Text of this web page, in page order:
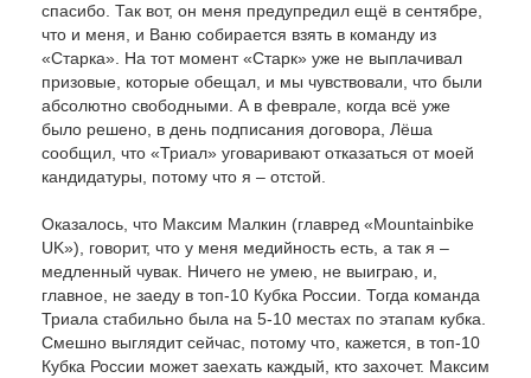
спасибо. Так вот, он меня предупредил ещё в сентябре,
что и меня, и Ваню собирается взять в команду из
«Старка». На тот момент «Старк» уже не выплачивал
призовые, которые обещал, и мы чувствовали, что были
абсолютно свободными. А в феврале, когда всё уже
было решено, в день подписания договора, Лёша
сообщил, что «Триал» уговаривают отказаться от моей
кандидатуры, потому что я – отстой.
Оказалось, что Максим Малкин (главред «Mountainbike
UK»), говорит, что у меня медийность есть, а так я –
медленный чувак. Ничего не умею, не выиграю, и,
главное, не заеду в топ-10 Кубка России. Тогда команда
Триала стабильно была на 5-10 местах по этапам кубка.
Смешно выглядит сейчас, потому что, кажется, в топ-10
Кубка России может заехать каждый, кто захочет. Максим